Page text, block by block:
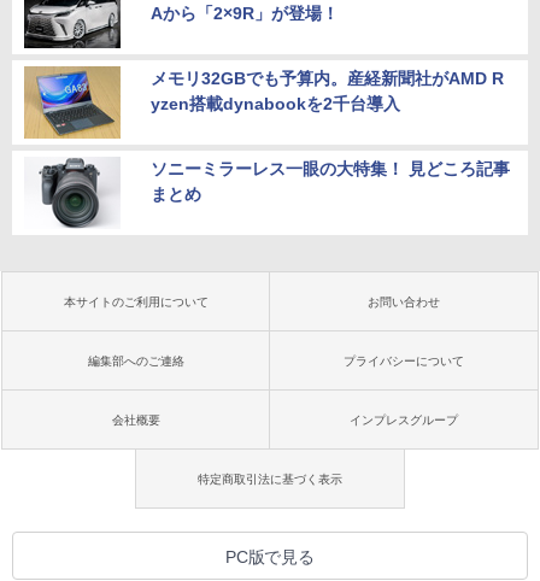
Aから「2×9R」が登場！
メモリ32GBでも予算内。産経新聞社がAMD R
yzen搭載dynabookを2千台導入
ソニーミラーレス一眼の大特集！ 見どころ記事
まとめ
本サイトのご利用について お問い合わせ
編集部へのご連絡 プライバシーについて
会社概要 インプレスグループ
特定商取引法に基づく表示
PC版で見る